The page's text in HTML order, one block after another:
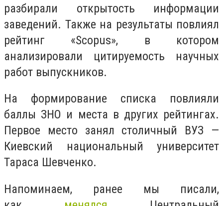
разбирали открытость информации
заведений. Также на результаты повлиял
рейтинг «Scopus», в котором
анализировали цитируемость научных
работ выпускников.
На формирование списка повлияли
баллы ЗНО и места в других рейтингах.
Первое место занял столичный ВУЗ —
Киевский национальный университет
Тараса Шевченко.
Напоминаем, ранее мы писали,